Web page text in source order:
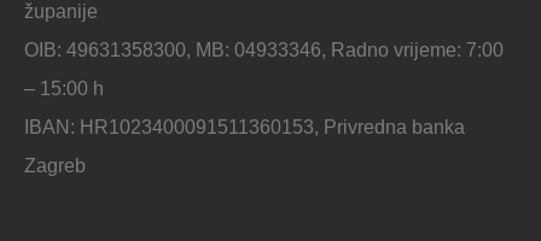
županije
OIB: 49631358300, MB: 04933346, Radno vrijeme: 7:00
– 15:00 h
IBAN: HR1023400091511360153, Privredna banka
Zagreb